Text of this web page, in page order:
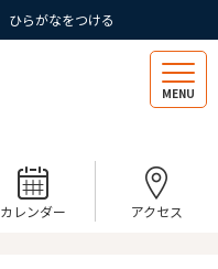
ひらがなをつける
MENU
カレンダー アクセス